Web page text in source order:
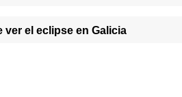
ver el eclipse en Galicia